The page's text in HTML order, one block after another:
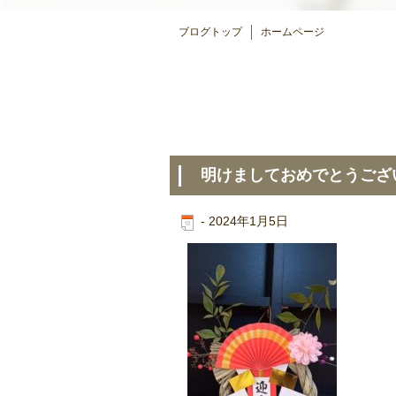
ブログトップ ホームページ
明けましておめでとうござ
- 2024年1月5日